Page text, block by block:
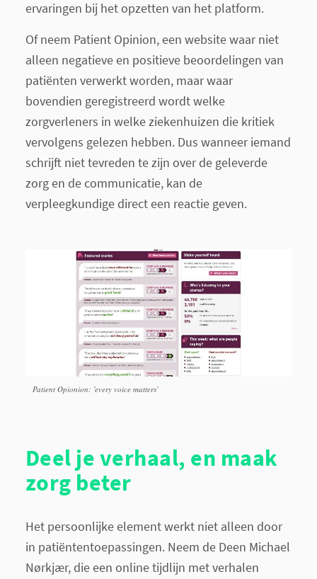
ervaringen bij het opzetten van het platform.
Of neem Patient Opinion, een website waar niet
alleen negatieve en positieve beoordelingen van
patiënten verwerkt worden, maar waar
bovendien geregistreerd wordt welke
zorgverleners in welke ziekenhuizen die kritiek
vervolgens gelezen hebben. Dus wanneer iemand
schrijft niet tevreden te zijn over de geleverde
zorg en de communicatie, kan de
verpleegkundige direct een reactie geven.
Patient Opionion: 'every voice matters'
Deel je verhaal, en maak
zorg beter
Het persoonlijke element werkt niet alleen door
in patiëntentoepassingen. Neem de Deen Michael
Nørkjær, die een online tijdlijn met verhalen